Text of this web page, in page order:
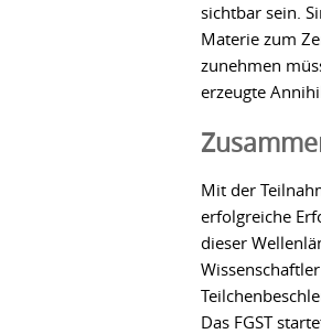
sichtbar sein.
Materie zum
zunehmen
erzeugte
Mit der
erfolgreiche
dieser
Das FGST